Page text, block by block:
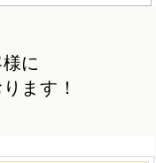
に
ます！